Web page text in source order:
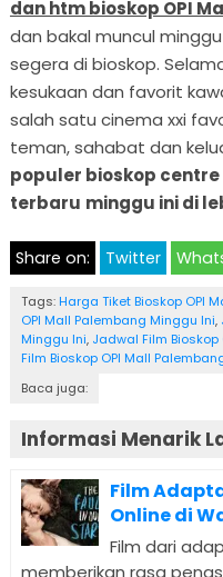
dan htm bioskop OPI
dan bakal muncul
segera di bioskop.
kesukaan dan favorit
salah satu cinema xxi
teman, sahabat dan
populer bioskop centre
terbaru minggu ini di
Share on: Twitter
Tags: Harga Tiket Bioskop OPI
OPI Mall Palembang Minggu Ini,
Minggu Ini, Jadwal Film
Film Bioskop OPI Mall
Baca juga:
Informasi Menarik
Film
Online di
Film dari